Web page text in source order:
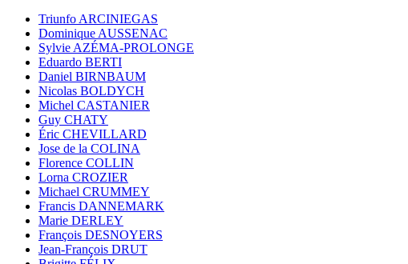
Triunfo ARCINIEGAS
Dominique AUSSENAC
Sylvie AZÉMA-PROLONGE
Eduardo BERTI
Daniel BIRNBAUM
Nicolas BOLDYCH
Michel CASTANIER
Guy CHATY
Éric CHEVILLARD
Jose de la COLINA
Florence COLLIN
Lorna CROZIER
Michael CRUMMEY
Francis DANNEMARK
Marie DERLEY
François DESNOYERS
Jean-François DRUT